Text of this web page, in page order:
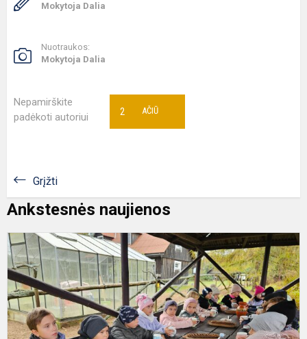
Mokytoja Dalia
Nuotraukos:
Mokytoja Dalia
Nepamirškite
padėkoti autoriui
AČIŪ
2
Grįžti
Ankstesnės naujienos